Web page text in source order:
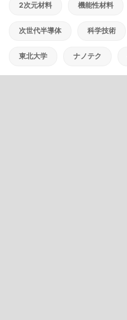
2次元材料 機能性材料
次世代半導体 科学技術
東北大学 ナノテク